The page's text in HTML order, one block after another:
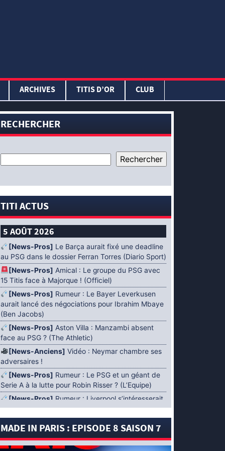
ARCHIVES TITIS D’OR CLUB
RECHERCHER
TITI ACTUS
5 AOÛT 2026
[News-Pros] Le Barça aurait fixé une deadline
au PSG dans le dossier Ferran Torres (Diario Sport)
[News-Pros] Amical : Le groupe du PSG avec
15 Titis face à Majorque ! (Officiel)
[News-Pros] Rumeur : Le Bayer Leverkusen
aurait lancé des négociations pour Ibrahim Mbaye
(Ben Jacobs)
[News-Pros] Aston Villa : Manzambi absent
face au PSG ? (The Athletic)
[News-Anciens] Vidéo : Neymar chambre ses
adversaires !
[News-Pros] Rumeur : Le PSG et un géant de
Serie A à la lutte pour Robin Risser ? (L’Equipe)
[News-Pros] Rumeur : Liverpool s’intéresserait
à Ibrahim Mbaye en plus de Bradley Barcola
(Fabrizio Romano)
[News-Pros]Rumeur : Accord contractuel
trouvé entre le PSG et Mika Godts (Fabrizio
MADE IN PARIS : EPISODE 8 SAISON 7